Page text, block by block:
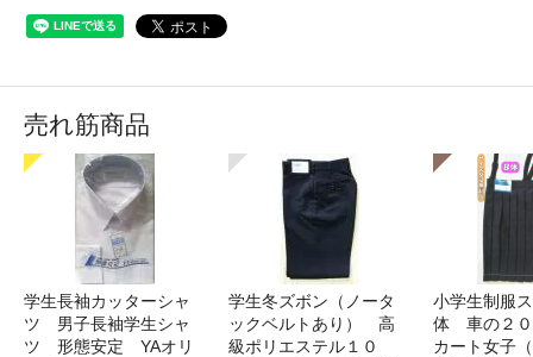
売れ筋商品
学生長袖カッターシャ
ツ 男子長袖学生シャ
ツ 形態安定 YAオリ
学生冬ズボン（ノータ
ックベルトあり） 高
級ポリエステル１０
小学生制服
体 車の２０
カート女子